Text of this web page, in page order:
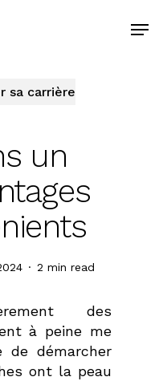
sa carrière
un
2 min read
des
à peine me
de démarcher
ont la peau